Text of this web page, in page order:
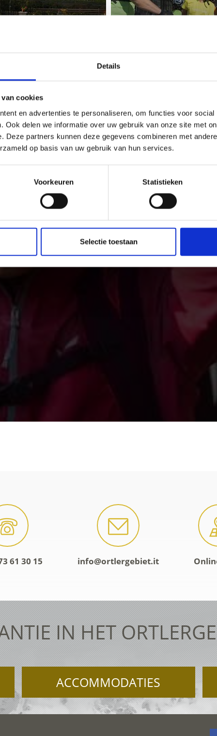
Details
van cookies
en advertenties te personaliseren, om functies voor
Ook delen we informatie over uw gebruik van onze site met
Deze partners kunnen deze gegevens combineren met
op basis van uw gebruik van hun services.
Voorkeuren Statistieken
Selectie toestaan
Dicht bij de waterval
achter de waterval? Drinken uit de drievoudige
bekijken? Daar gaat ie dan.
61 30 15 info@ortlergebiet.it
IN HET
ACCOMMODATIES